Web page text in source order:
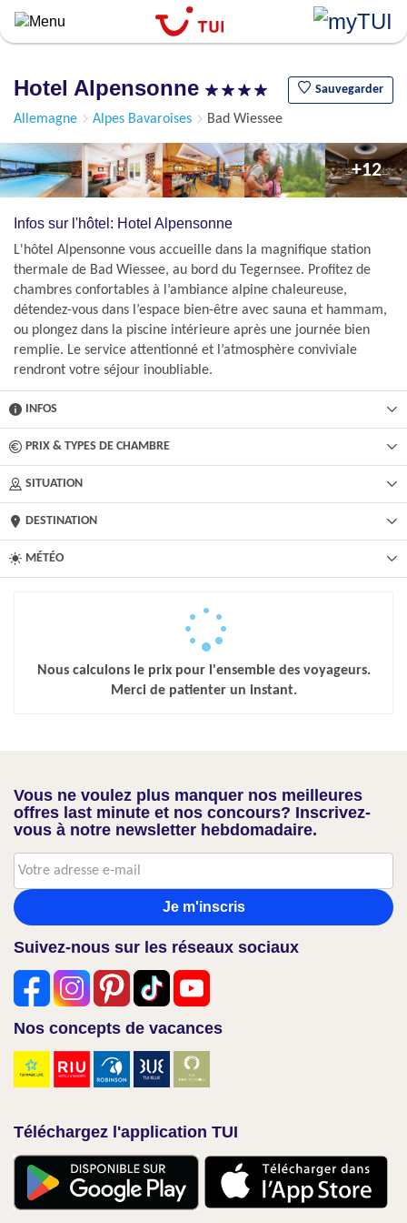
Aller
principal
Hotel Alpensonne Sauvegarder
Allemagne Alpes Bavaroises Bad Wiessee
+12
Infos sur l'hôtel: Hotel Alpensonne
L'hôtel Alpensonne vous accueille dans la magnifique station
thermale de Bad Wiessee, au bord du Tegernsee. Profitez de
chambres confortables à l’ambiance alpine chaleureuse,
détendez-vous dans l’espace bien-être avec sauna et hammam,
ou plongez dans la piscine intérieure après une journée bien
remplie. Le service attentionné et l’atmosphère conviviale
rendront votre séjour inoubliable.
INFOS
PRIX & TYPES DE CHAMBRE
SITUATION
DESTINATION
MÉTÉO
Nous calculons le prix pour l'ensemble des voyageurs.
Merci de patienter un instant.
Vous ne voulez plus manquer nos meilleures
offres last minute et nos concours? Inscrivez-
vous à notre newsletter hebdomadaire.
Je m'inscris
Suivez-nous sur les réseaux sociaux
Nos concepts de vacances
Téléchargez l'application TUI